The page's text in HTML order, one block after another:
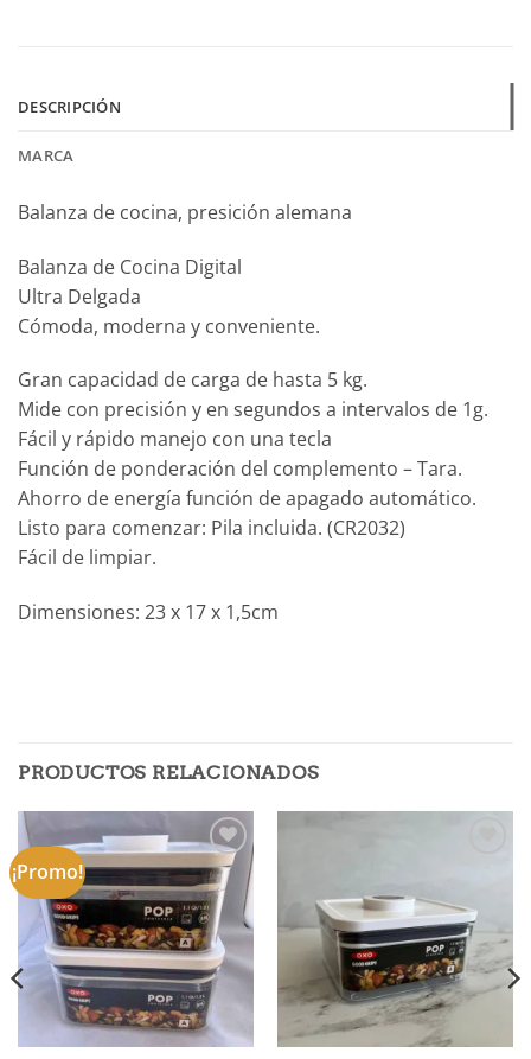
DESCRIPCIÓN
MARCA
Balanza de cocina, presición alemana
Balanza de Cocina Digital
Ultra Delgada
Cómoda, moderna y conveniente.
Gran capacidad de carga de hasta 5 kg.
Mide con precisión y en segundos a intervalos de 1g.
Fácil y rápido manejo con una tecla
Función de ponderación del complemento – Tara.
Ahorro de energía función de apagado automático.
Listo para comenzar: Pila incluida. (CR2032)
Fácil de limpiar.
Dimensiones: 23 x 17 x 1,5cm
PRODUCTOS RELACIONADOS
¡Promo!
Añadir
a la
lista de
deseos
lista de
deseos